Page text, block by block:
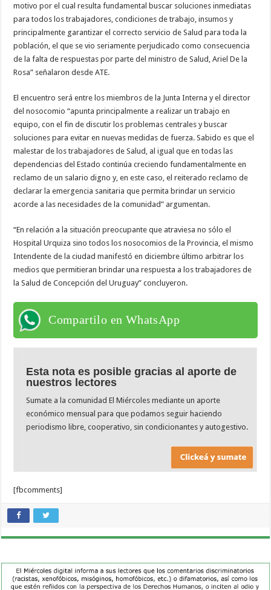
motivo por el cual resulta fundamental buscar soluciones inmediatas
para todos los trabajadores, condiciones de trabajo, insumos y
principalmente garantizar el correcto servicio de Salud para toda la
población, el que se vio seriamente perjudicado como consecuencia
de la falta de respuestas por parte del ministro de Salud, Ariel De la
Rosa” señalaron desde ATE.
El encuentro será entre los miembros de la Junta Interna y el director
del nosocomio “apunta principalmente a realizar un trabajo en
equipo, con el fin de discutir los problemas centrales y buscar
soluciones para evitar en nuevas medidas de fuerza. Sabido es que el
malestar de los trabajadores de Salud, al igual que en todas las
dependencias del Estado continúa creciendo fundamentalmente en
reclamo de un salario digno y, en este caso, el reiterado reclamo de
declarar la emergencia sanitaria que permita brindar un servicio
acorde a las necesidades de la comunidad” argumentan.
“En relación a la situación preocupante que atraviesa no sólo el
Hospital Urquiza sino todos los nosocomios de la Provincia, el mismo
Intendente de la ciudad manifestó en diciembre último arbitrar los
medios que permitieran brindar una respuesta a los trabajadores de
la Salud de Concepción del Uruguay” concluyeron.
Compartilo en WhatsApp
Esta nota es posible gracias al aporte de
nuestros lectores
Sumate a la comunidad El Miércoles mediante un aporte
económico mensual para que podamos seguir haciendo
periodismo libre, cooperativo, sin condicionantes y autogestivo.
[fbcomments]